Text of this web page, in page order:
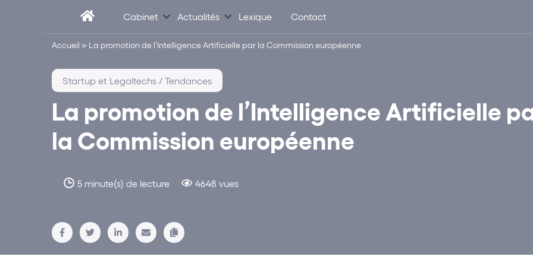
Cabinet Actualités Lexique Contact
Accueil » La promotion de l’Intelligence Artificielle par la Commission européenne
La promotion de l’Intelligence Artificielle
la Commission européenne
5 minute(s) de lecture 4648 vues
Startup et Legaltechs / Tendances